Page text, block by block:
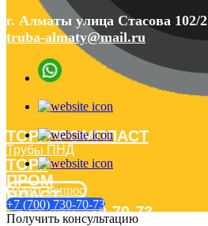
ТОРГПРОМПЛАСТ
Трубы ПНД
ТОРГ
ПРОМ
ПЛАСТ
+7 (700) 730-70-73
г. Алматы улица Стасова 102/2
truba-almaty@mail.ru
Задать вопрос
+7 (700) 730-70-73
Получить консультацию